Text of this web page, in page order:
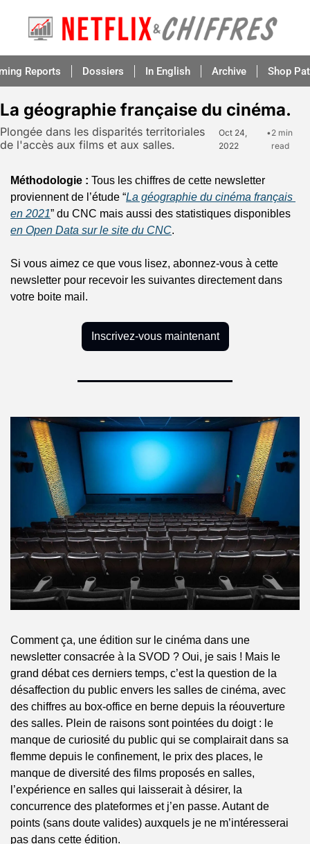
Reports Dossiers In English Archive Shop
La géographie française du cinéma.
Plongée dans les disparités territoriales
de l'accès aux films et aux salles.
Oct 24,
2022
•2 min
read
Méthodologie : Tous les chiffres de cette newsletter
proviennent de l’étude “La géographie du cinéma français
en 2021
en Open Data sur le site du CNC.
Si vous aimez ce que vous lisez, abonnez-vous à cette
newsletter pour recevoir les suivantes directement dans
votre boite mail.
Inscrivez-vous maintenant
Comment ça, une édition sur le cinéma dans une
newsletter consacrée à la SVOD ? Oui, je sais ! Mais le
grand débat ces derniers temps, c’est la question de la
désaffection du public envers les salles de cinéma, avec
des chiffres au box-office en berne depuis la réouverture
des salles. Plein de raisons sont pointées du doigt : le
manque de curiosité du public qui se complairait dans sa
flemme depuis le confinement, le prix des places, le
manque de diversité des films proposés en salles,
l’expérience en salles qui laisserait à désirer, la
concurrence des plateformes et j’en passe. Autant de
points (sans doute valides) auxquels je ne m’intéresserai
pas dans cette édition.